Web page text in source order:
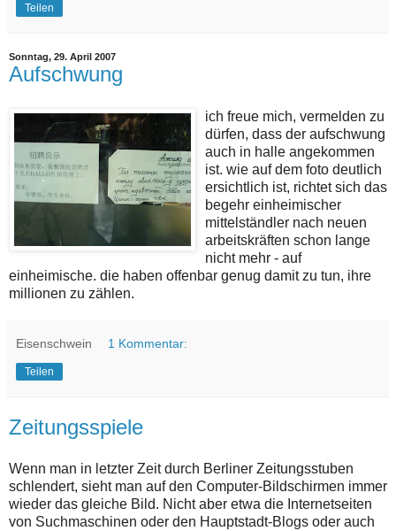
Teilen
Sonntag, 29. April 2007
Aufschwung
ich freue mich, vermelden zu
dürfen, dass der aufschwung
auch in halle angekommen
ist. wie auf dem foto deutlich
ersichtlich ist, richtet sich das
begehr einheimischer
mittelständler nach neuen
arbeitskräften schon lange
nicht mehr - auf
einheimische. die haben offenbar genug damit zu tun, ihre
millionen zu zählen.
Eisenschwein 1 Kommentar:
Teilen
Zeitungsspiele
Wenn man in letzter Zeit durch Berliner Zeitungsstuben
schlendert, sieht man auf den Computer-Bildschirmen immer
wieder das gleiche Bild. Nicht aber etwa die Internetseiten
von Suchmaschinen oder den Hauptstadt-Blogs oder auch